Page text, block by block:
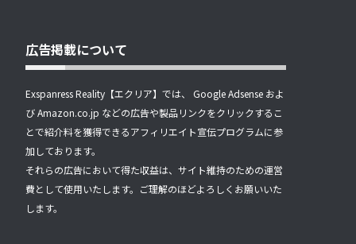
広告掲載について
Exspanress Reality【エクリア】では、 Google Adsense およ
び Amazon.co.jp などの広告や製品リンクをクリックするこ
とで紹介料を獲得できるアフィリエイト宣伝プログラムに参
加しております。
それらの広告において得た収益は、サイト維持のための運営
費として使用いたします。ご理解のほどよろしくお願いいた
します。